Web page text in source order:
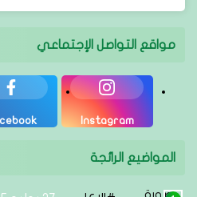
مواقع التواصل الإجتماعي
Instagram
المواضيع الرائجة